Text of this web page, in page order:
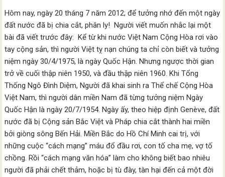
Hôm nay, ngày 20 tháng 7 năm 2012; để tưởng nhớ đến một ngày
đất nước đã bị chia cắt, phân ly! Người viết muốn nhắc lại một
bài đã viết trước đây: Kể từ khi nước Việt Nam Cộng Hòa rơi vào
tay cộng sản, thì người Việt tỵ nạn chúng ta chỉ còn biết và tưởng
niệm ngày 30/4/1975, là ngày Quốc Hận. Nhưng ngược thời gian
trở về cuối thập niên 1950, và đầu thập niên 1960. Khi Tổng
Thống Ngô Đình Diệm, Người đã khai sinh ra Thể chế Cộng Hòa
Việt Nam, thì người dân miền Nam đã từng tưởng niệm Ngày
Quốc Hận là ngày 20/7/1954. Ngày ấy, theo hiệp định Genève, đất
nước đã bị Cộng sản Bắc Việt và Pháp chia cắt thành hai miền
bởi giòng sông Bến Hải. Miền Bắc do Hồ Chí Minh cai trị, với
những cuộc “cách mạng” máu đổ đầu rơi, con tố cha mẹ, vợ tố
chồng. Rồi “cách mạng văn hóa” làm cho không biết bao nhiêu
người đã phải chết thảm, hoặc bị tù đày, tàn hại đến cả một đời